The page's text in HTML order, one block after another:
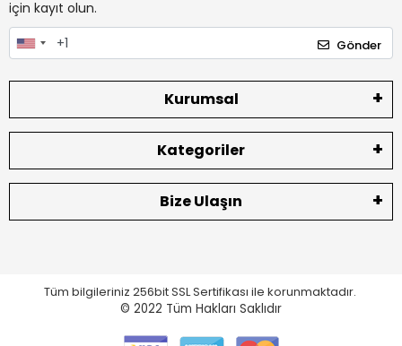
için kayıt olun.
Gönder
Kurumsal
Kategoriler
Bize Ulaşın
Tüm bilgileriniz 256bit SSL Sertifikası ile korunmaktadır.
© 2022 Tüm Hakları Saklıdır